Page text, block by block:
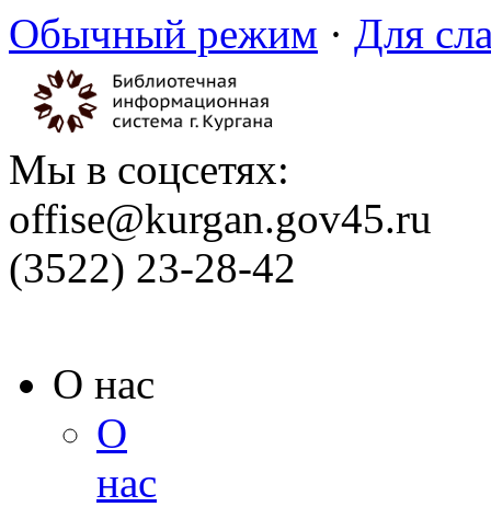
Обычный режим · Для
Мы в соцсетях:
offise@kurgan.gov45.ru
(3522) 23-28-42
О нас
О
нас